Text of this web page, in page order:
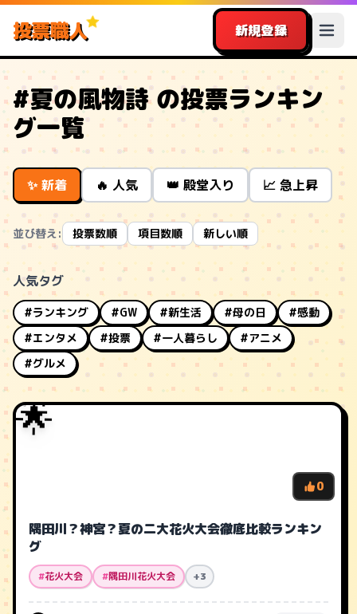
投票職人 新規登録
#夏の風物詩 の投票ランキン
グ一覧
✨ 新着 🔥 人気 👑 殿堂入り 📈 急上昇
並び替え: 投票数順 項目数順 新しい順
人気タグ
#ランキング #GW #新生活 #母の日
#感動
#エンタメ
#投票 #一人暮らし
#アニメ
#グルメ
🌟
0
隅田川？神宮？夏の二大花火大会徹底比較ランキン
グ
#花火大会 #隅田川花火大会 +3